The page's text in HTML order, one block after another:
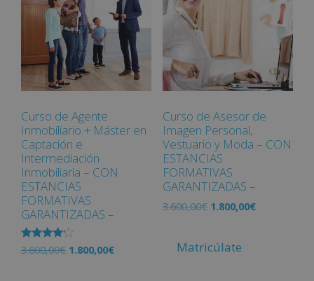
Curso de Agente
Inmobiliario + Máster en
Captación e
Intermediación
Inmobiliaria – CON
ESTANCIAS
FORMATIVAS
GARANTIZADAS –
Valorado
con
3.600,00€ 1.800,00€
Curso de Asesor de
Imagen Personal,
Vestuario y Moda – CON
ESTANCIAS
FORMATIVAS
GARANTIZADAS –
3.600,00€ 1.800,00€
Matricúlate